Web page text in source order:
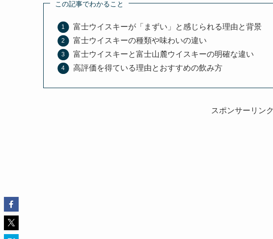
この記事でわかること
富士ウイスキーが「まずい」と感じられる理由と背景
富士ウイスキーの種類や味わいの違い
富士ウイスキーと富士山麓ウイスキーの明確な違い
高評価を得ている理由とおすすめの飲み方
スポンサーリンク